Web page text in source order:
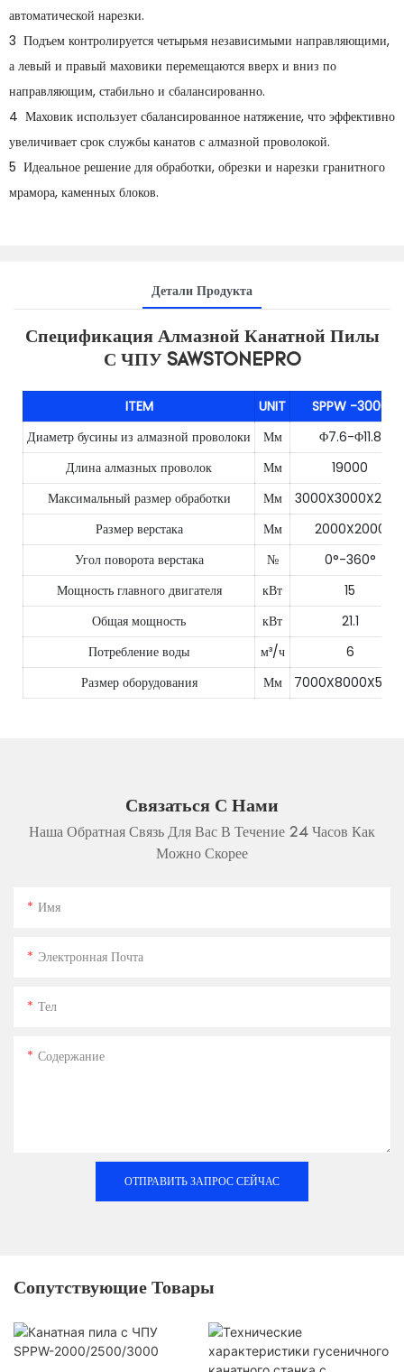
автоматической нарезки.
3 Подъем контролируется четырьмя независимыми направляющими,
а левый и правый маховики перемещаются вверх и вниз по
направляющим, стабильно и сбалансированно.
4 Маховик использует сбалансированное натяжение, что эффективно
увеличивает срок службы канатов с алмазной проволокой.
5 Идеальное решение для обработки, обрезки и нарезки гранитного
мрамора, каменных блоков.
Детали Продукта
Спецификация Алмазной Канатной Пилы
С ЧПУ SAWSTONEPRO
ITEM UNIT SPPW -3000
Диаметр бусины из алмазной проволоки
Мм
Φ7.6-Φ11.8
Длина алмазных проволок
Мм
19000
Максимальный размер обработки
Мм
Размер верстака
Мм
2000X2000
Угол поворота верстака
№
0°-360°
Мощность главного двигателя
кВт
15
Общая мощность
кВт
21.1
Потребление воды
м³/ч
6
Размер оборудования
Мм
Связаться С Нами
Наша Обратная Связь Для Вас В Течение 24 Часов Как
Можно Скорее
Имя
Электронная Почта
Тел
Содержание
ОТПРАВИТЬ ЗАПРОС СЕЙЧАС
Сопутствующие Товары